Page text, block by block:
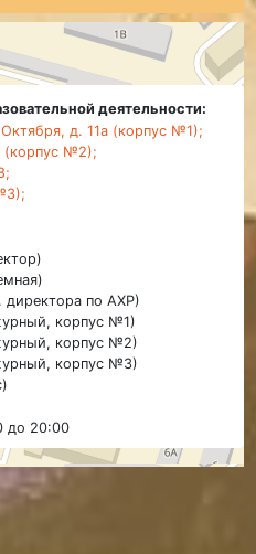
деятельности:
д. 11а (корпус №1);
(корпус №2);
по АХР)
корпус №1)
корпус №2)
корпус №3)
до 20:00